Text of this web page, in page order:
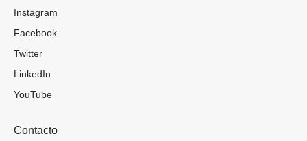
Instagram
Facebook
Twitter
LinkedIn
YouTube
Contacto